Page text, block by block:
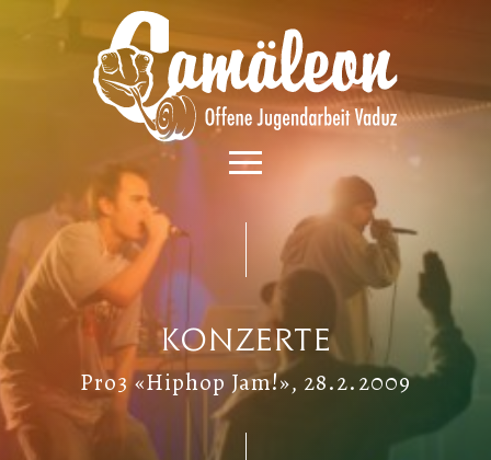
Konzerte
Pro3 «Hiphop Jam!», 28.2.2009